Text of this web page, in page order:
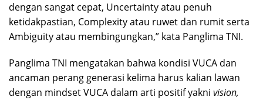
dengan sangat cepat, Uncertainty atau penuh
ketidakpastian, Complexity atau ruwet dan rumit serta
Ambiguity atau membingungkan,” kata Panglima TNI.
Panglima TNI mengatakan bahwa kondisi VUCA dan
ancaman perang generasi kelima harus kalian lawan
dengan mindset VUCA dalam arti positif yakni vision,